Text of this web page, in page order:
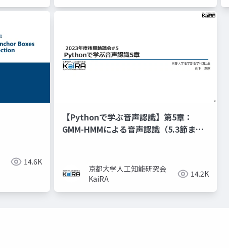
14.6K
【Pythonで学ぶ音声認識】第5章：
GMM-HMMによる音声認識（5.3節ま
京都大学人工知能研究会
KaiRA
14.2K